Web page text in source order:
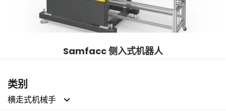
类别
横走式机械手
Samfacc 侧入式机器人